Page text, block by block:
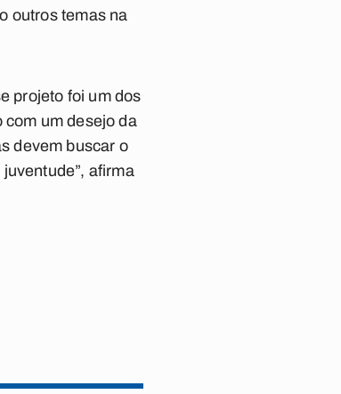
outros temas na
projeto foi um dos
com um desejo da
devem buscar o
afirma